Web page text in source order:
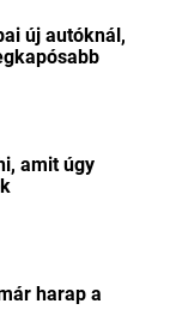
új autóknál,
amit úgy
harap a